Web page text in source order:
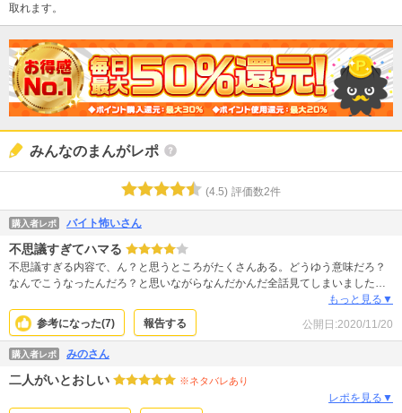
取れます。
みんなのまんがレポ
(4.5) 評価数2件
購入者レポ バイト怖いさん
不思議すぎてハマる
不思議すぎる内容で、ん？と思うところがたくさんある。どうゆう意味だろ？
なんでこうなったんだろ？と思いながらなんだかんだ全話見てしまいましたw
不思議すぎてハマりました 怖い場面もあるけど頭が追いついてないから怖くな
く読めますw
もっと見る▼
参考になった(7) 報告する 公開日:2020/11/20
購入者レポ みのさん
二人がいとおしい ※ネタバレあり
レポを見る▼